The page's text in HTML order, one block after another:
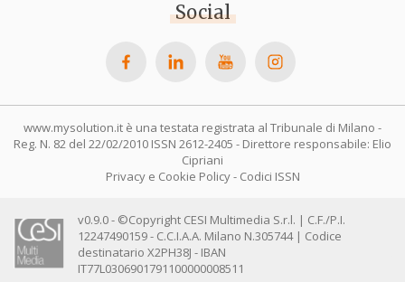
Social
www.mysolution.it è una testata registrata al Tribunale di Milano -
Reg. N. 82 del 22/02/2010 ISSN 2612-2405 - Direttore responsabile: Elio
Cipriani
Privacy e Cookie Policy- Codici ISSN
v0.9.0 - ©Copyright CESI Multimedia S.r.l. | C.F./P.I.
12247490159 - C.C.I.A.A. Milano N.305744 | Codice
destinatario X2PH38J - IBAN
IT77L0306901791100000008511